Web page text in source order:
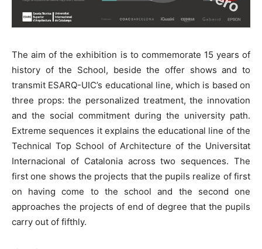
The aim of the exhibition is to commemorate 15 years of
history of the School, beside the offer shows and to
transmit ESARQ-UIC’s educational line, which is based on
three props: the personalized treatment, the innovation
and the social commitment during the university path.
Extreme sequences it explains the educational line of the
Technical Top School of Architecture of the Universitat
Internacional of Catalonia across two sequences. The
first one shows the projects that the pupils realize of first
on having come to the school and the second one
approaches the projects of end of degree that the pupils
carry out of fifthly.